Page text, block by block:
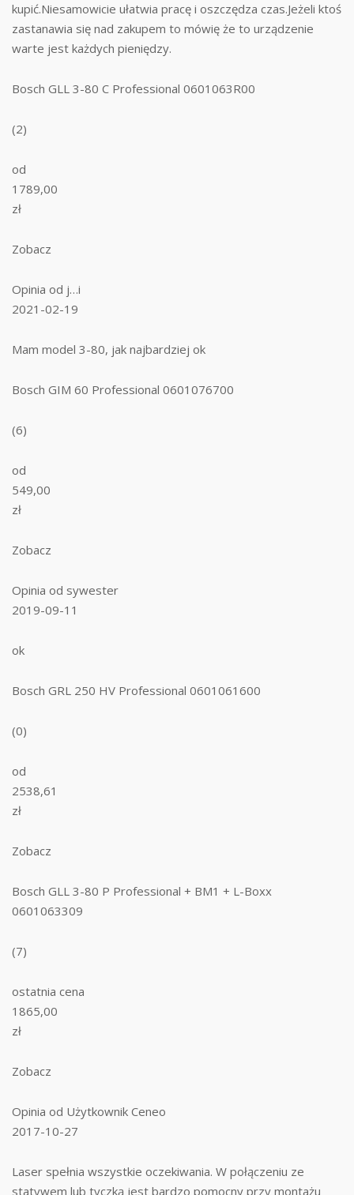
kupić.Niesamowicie ułatwia pracę i oszczędza czas.Jeżeli ktoś
zastanawia się nad zakupem to mówię że to urządzenie
warte jest każdych pieniędzy.
Bosch GLL 3-80 C Professional 0601063R00
(2)
od
1789,00
zł
Zobacz
Opinia od j…i
2021-02-19
Mam model 3-80, jak najbardziej ok
Bosch GIM 60 Professional 0601076700
(6)
od
549,00
zł
Zobacz
Opinia od sywester
2019-09-11
ok
Bosch GRL 250 HV Professional 0601061600
(0)
od
2538,61
zł
Zobacz
Bosch GLL 3-80 P Professional + BM1 + L-Boxx
0601063309
(7)
ostatnia cena
1865,00
zł
Zobacz
Opinia od Użytkownik Ceneo
2017-10-27
Laser spełnia wszystkie oczekiwania. W połączeniu ze
statywem lub tyczką jest bardzo pomocny przy montażu